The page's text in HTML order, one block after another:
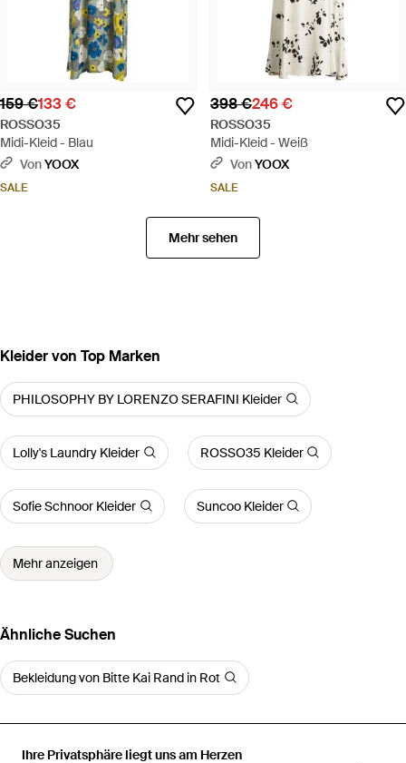
Ihre Privatsphäre liegt uns am Herzen
159 €133 €
ROSSO35
Midi-Kleid - Blau
VonYOOX
SALE
398 €246 €
ROSSO35
Midi-Kleid - Weiß
VonYOOX
SALE
Mehr sehen
Kleider von Top Marken
PHILOSOPHY BY LORENZO SERAFINI Kleider
Lolly's Laundry Kleider ROSSO35 Kleider
Sofie Schnoor Kleider Suncoo Kleider
Mehr anzeigen
Ähnliche Suchen
Bekleidung von Bitte Kai Rand in Rot